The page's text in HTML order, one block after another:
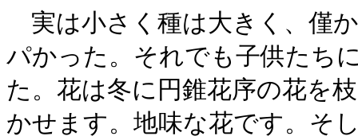
実は小さく種は大きく、僅
パかった。それでも子供たち
た。花は冬に円錐花序の花を
かせます。地味な花です。そ